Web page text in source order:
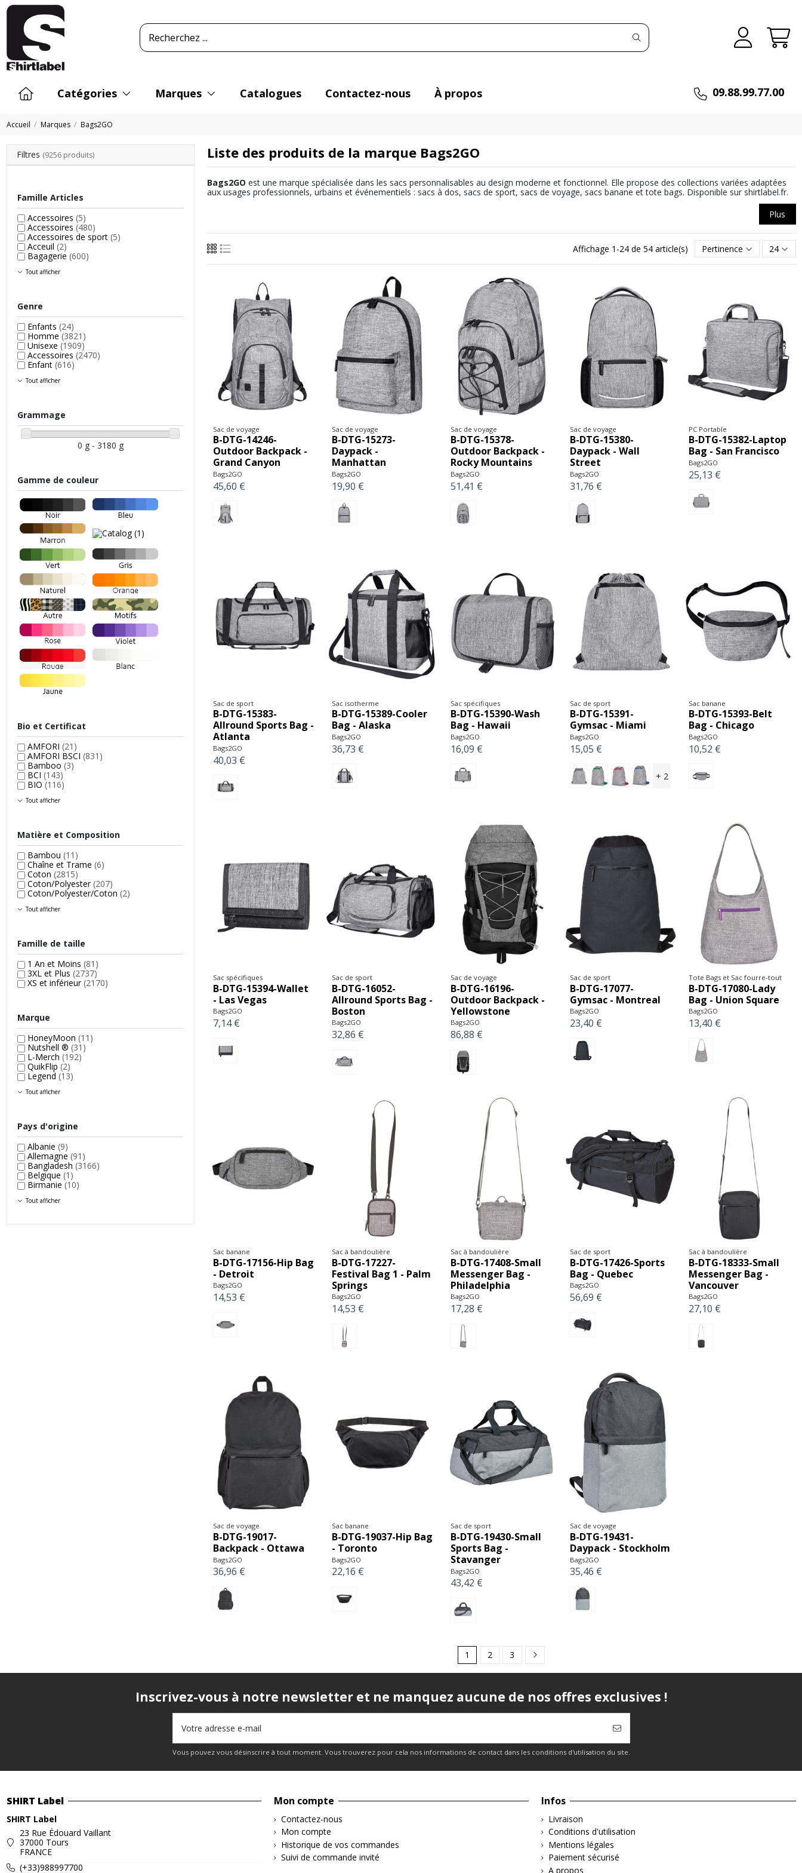
Catégories Marques Catalogues Contactez-nous À propos 09.88.99.77.00
Accueil Marques Bags2GO
Liste des produits de la marque Bags2GO
Bags2GO est une marque spécialisée dans les sacs personnalisables au design moderne et fonctionnel. Elle propose des collections variées adaptées
aux usages professionnels, urbains et événementiels : sacs à dos, sacs de sport, sacs de voyage, sacs banane et tote bags. Disponible sur shirtlabel.fr.
Plus
Affichage 1-24 de 54 article(s) Pertinence 24
Sac de voyage
B-DTG-14246-
Outdoor Backpack -
Grand Canyon
Bags2GO
45,60 €
Sac de voyage
B-DTG-15273-
Daypack -
Manhattan
Bags2GO
19,90 €
Sac de voyage
B-DTG-15378-
Outdoor Backpack -
Rocky Mountains
Bags2GO
51,41 €
Sac de voyage
B-DTG-15380-
Daypack - Wall
Street
Bags2GO
31,76 €
PC Portable
B-DTG-15382-Laptop
Bag - San Francisco
Bags2GO
25,13 €
Sac de sport
B-DTG-15383-
Allround Sports Bag -
Atlanta
Bags2GO
40,03 €
Sac isotherme
B-DTG-15389-Cooler
Bag - Alaska
Bags2GO
36,73 €
Sac spécifiques
B-DTG-15390-Wash
Bag - Hawaii
Bags2GO
16,09 €
Sac de sport
B-DTG-15391-
Gymsac - Miami
Bags2GO
15,05 €
+ 2
Sac banane
B-DTG-15393-Belt
Bag - Chicago
Bags2GO
10,52 €
Sac spécifiques
B-DTG-15394-Wallet
- Las Vegas
Bags2GO
7,14 €
Sac de sport
B-DTG-16052-
Allround Sports Bag -
Boston
Bags2GO
32,86 €
Sac de voyage
B-DTG-16196-
Outdoor Backpack -
Yellowstone
Bags2GO
86,88 €
Sac de sport
B-DTG-17077-
Gymsac - Montreal
Bags2GO
23,40 €
Tote Bags et Sac fourre-tout
B-DTG-17080-Lady
Bag - Union Square
Bags2GO
13,40 €
Sac banane
B-DTG-17156-Hip Bag
- Detroit
Bags2GO
14,53 €
Sac à bandoulière
B-DTG-17227-
Festival Bag 1 - Palm
Springs
Bags2GO
14,53 €
Sac à bandoulière
B-DTG-17408-Small
Messenger Bag -
Philadelphia
Bags2GO
17,28 €
Sac de sport
B-DTG-17426-Sports
Bag - Quebec
Bags2GO
56,69 €
Sac à bandoulière
B-DTG-18333-Small
Messenger Bag -
Vancouver
Bags2GO
27,10 €
Sac de voyage
B-DTG-19017-
Backpack - Ottawa
Bags2GO
36,96 €
Sac banane
B-DTG-19037-Hip Bag
- Toronto
Bags2GO
22,16 €
Sac de sport
B-DTG-19430-Small
Sports Bag -
Stavanger
Bags2GO
43,42 €
Sac de voyage
B-DTG-19431-
Daypack - Stockholm
Bags2GO
35,46 €
1 2 3
Filtres (9256 produits)
Famille Articles
Accessoires (5)
Accessoires (480)
Accessoires de sport (5)
Acceuil (2)
Bagagerie (600)
Tout afficher
Genre
Enfants (24)
Homme (3821)
Unisexe (1909)
Accessoires (2470)
Enfant (616)
Tout afficher
Grammage
0 g - 3180 g
Gamme de couleur
Bio et Certificat
AMFORI (21)
AMFORI BSCI (831)
Bamboo (3)
BCI (143)
BIO (116)
Tout afficher
Matière et Composition
Bambou (11)
Chaîne et Trame (6)
Coton (2815)
Coton/Polyester(207)
Coton/Polyester/Coton (2)
Tout afficher
Famille de taille
1 An et Moins (81)
3XL et Plus (2737)
XS et inférieur(2170)
Marque
HoneyMoon (11)
Nutshell ® (31)
L-Merch (192)
QuikFlip (2)
Legend (13)
Tout afficher
Pays d'origine
Albanie (9)
Allemagne (91)
Bangladesh (3166)
Belgique (1)
Birmanie (10)
Tout afficher
Inscrivez-vous à notre newsletter et ne manquez aucune de nos offres exclusives !
Vous pouvez vous désinscrire à tout moment. Vous trouverez pour cela nos informations de contact dans les conditions d'utilisation du site.
SHIRT Label
SHIRT Label
23 Rue Édouard Vaillant
37000 Tours
FRANCE
(+33)988997700
Mon compte
Contactez-nous
Mon compte
Historique de vos commandes
Suivi de commande invité
Infos
Livraison
Conditions d'utilisation
Mentions légales
Paiement sécurisé
A propos